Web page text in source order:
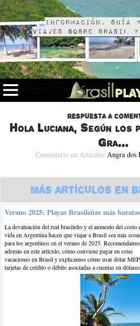
Información, guía
viajes sobre Brasil y
Respuesta a
Hola Luciana, Según los
Gra...
Comentario en Artículo: Angra dos
28-ene-2010 | por
Más Artículos en
Verano 2025: Playas Brasileñas más
La devaluación del real brasileño y el aumento del costo
vida en Argentina hacen que viajar a Brasil sea más
para los argentinos en el verano de 2025.
además en este artículo, cómo conviene pagar en estas
vacaciones en Brasil y explicamos cómo usar dólar
tarjetas de crédito o débito asociadas a cuentas en